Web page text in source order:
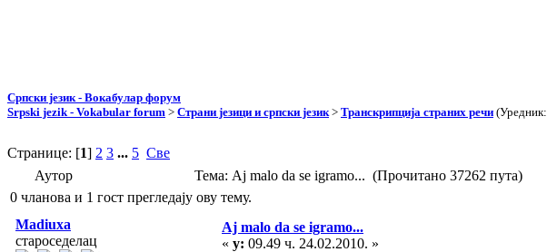
Српски језик - Вокабулар форум
Srpski jezik - Vokabular forum > Страни језици и српски језик > Транскрипција страних речи (Уредник:
Странице: [1] 2 3 ... 5 Све
Аутор
Тема: Aj malo da se igramo... (Прочитано 37262 пута)
0 чланова и 1 гост прегледају ову тему.
Madiuxa
староседелац
Aj malo da se igramo...
« у: 09.49 ч. 24.02.2010. »